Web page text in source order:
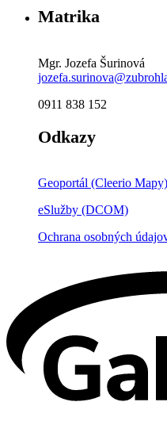
Matrika
Mgr. Jozefa Šurinová
0911 838 152
Odkazy
Geoportál (Cleerio Mapy)
eSlužby (DCOM)
Ochrana osobných